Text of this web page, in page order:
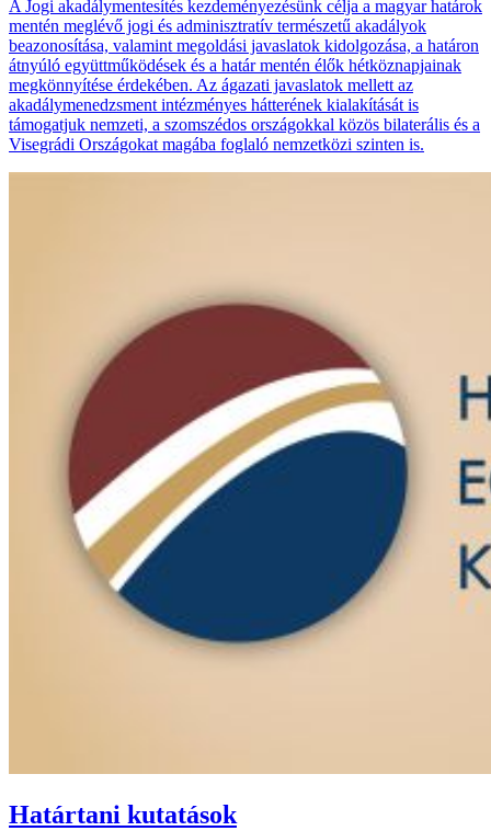
A Jogi akadálymentesítés kezdeményezésünk célja a magyar határok
mentén meglévő jogi és adminisztratív természetű akadályok
beazonosítása, valamint megoldási javaslatok kidolgozása, a határon
átnyúló együttműködések és a határ mentén élők hétköznapjainak
megkönnyítése érdekében. Az ágazati javaslatok mellett az
akadálymenedzsment intézményes hátterének kialakítását is
támogatjuk nemzeti, a szomszédos országokkal közös bilaterális és a
Visegrádi Országokat magába foglaló nemzetközi szinten is.
Határtani kutatások